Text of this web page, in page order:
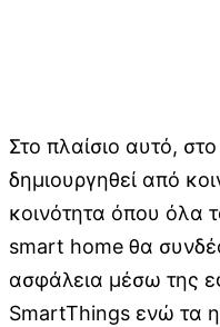
Στο πλαίσιο αυτό,
δημιουργηθεί από
κοινότητα όπου όλα
smart home θα
ασφάλεια μέσω της
SmartThings ενώ τα